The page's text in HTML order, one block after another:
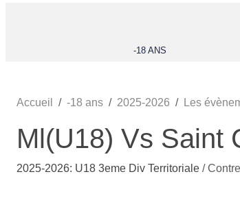
-18 ANS
Accueil -18 ans 2025-2026 Les
Ml(U18) Vs Saint
2025-2026: U18 3eme Div Territoriale / Contre